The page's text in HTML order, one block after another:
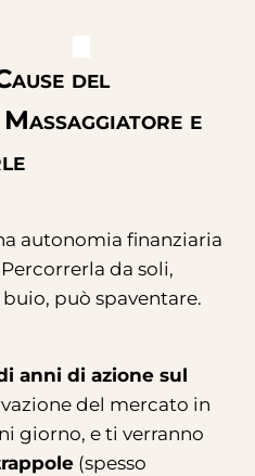
del
e
autonomia finanziaria
Percorrerla da soli,
può spaventare.
anni di azione sul
del mercato in
giorno, e ti verranno
(spesso